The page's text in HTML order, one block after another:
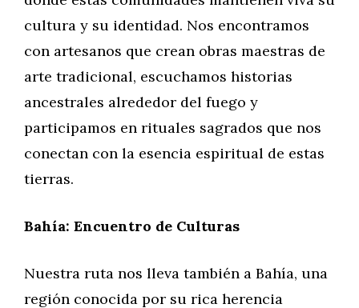
cultura y su identidad. Nos encontramos
con artesanos que crean obras maestras de
arte tradicional, escuchamos historias
ancestrales alrededor del fuego y
participamos en rituales sagrados que nos
conectan con la esencia espiritual de estas
tierras.
Bahía: Encuentro de Culturas
Nuestra ruta nos lleva también a Bahía, una
región conocida por su rica herencia